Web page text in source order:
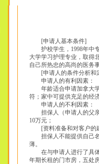
[申请人基本条件]
护校学生，1998年中专
大学学习护理专业，取得
自己所热忠的高尚的医务
[申请人的条件分析和
申请人的有利因素：
年龄适合申请加拿大学
符；家中可提供充足的经
申请人的不利因素：
担保人（申请人的父亲
10万元；
[资料准备和对客户的
担保人不能提供自己名
薄。
在与申请人进行了具体
年期长租的门市房，五处